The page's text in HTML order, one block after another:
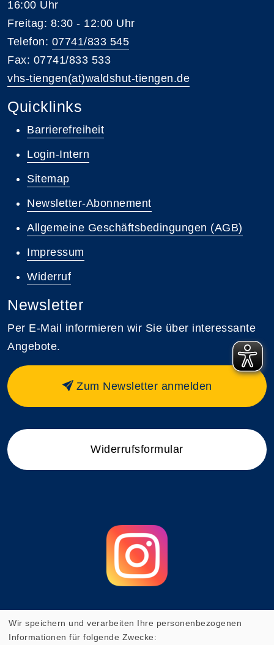
16:00 Uhr
Freitag: 8:30 - 12:00 Uhr
Telefon: 07741/833 545
Fax: 07741/833 533
vhs-tiengen(at)waldshut-tiengen.de
Quicklinks
Barrierefreiheit
Login-Intern
Sitemap
Newsletter-Abonnement
Allgemeine Geschäftsbedingungen (AGB)
Impressum
Widerruf
Newsletter
Per E-Mail informieren wir Sie über interessante
Angebote.
Zum Newsletter anmelden
Widerrufsformular
Cookie Einstellungen
Wir speichern und verarbeiten Ihre personenbezogenen
Informationen für folgende Zwecke: